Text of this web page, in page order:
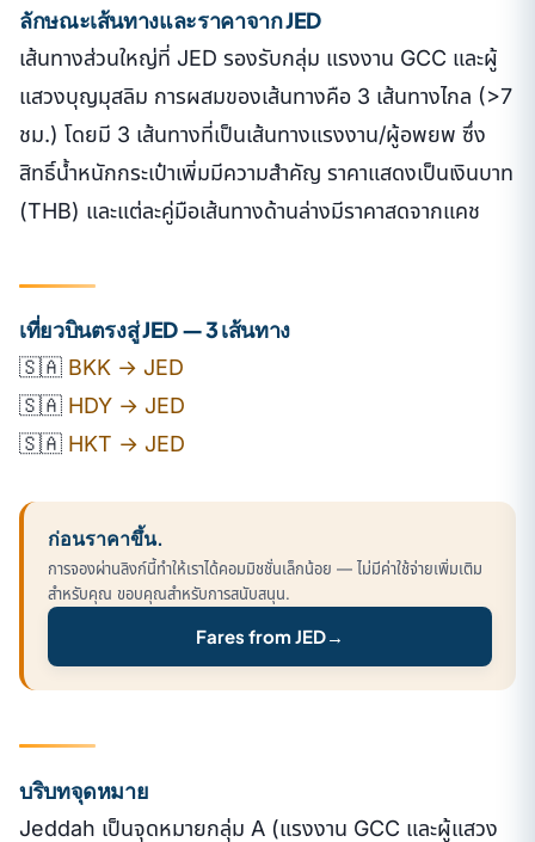
ลักษณะเส้นทางและราคาจาก JED
เส้นทางส่วนใหญ่ที่ JED รองรับกลุ่ม แรงงาน GCC และผู้
แสวงบุญมุสลิม การผสมของเส้นทางคือ 3 เส้นทางไกล (>7
ชม.) โดยมี 3 เส้นทางที่เป็นเส้นทางแรงงาน/ผู้อพยพ ซึ่ง
สิทธิ์น้ำหนักกระเป๋าเพิ่มมีความสำคัญ ราคาแสดงเป็นเงินบาท
(THB) และแต่ละคู่มือเส้นทางด้านล่างมีราคาสดจากแคช
เที่ยวบินตรงสู่ JED — 3 เส้นทาง
🇸🇦 BKK → JED
🇸🇦 HDY → JED
🇸🇦 HKT → JED
ก่อนราคาขึ้น.
การจองผ่านลิงก์นี้ทำให้เราได้คอมมิชชั่นเล็กน้อย — ไม่มีค่าใช้จ่ายเพิ่มเติม
สำหรับคุณ ขอบคุณสำหรับการสนับสนุน.
Fares from JED→
บริบทจุดหมาย
Jeddah เป็นจุดหมายกลุ่ม A (แรงงาน GCC และผู้แสวง